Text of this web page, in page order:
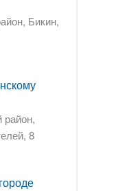
Бикин,
район,
8